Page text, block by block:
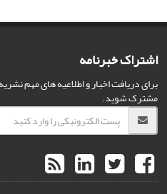
اشتراک خبرنامه
برای دریافت اخبار و اطلاعیه های مهم
مشترک شوید.